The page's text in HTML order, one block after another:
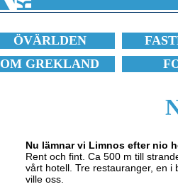
ÖVÄRLDEN
OM GREKLAND
Nu lämnar vi Limnos efter nio
Rent och fint. Ca 500 m till
vårt hotell. Tre restauranger, en i
ville oss.